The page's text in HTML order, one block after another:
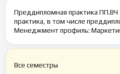
Преддипломная практика
практика, в том числе
Менеджмент профиль:
Все семестры